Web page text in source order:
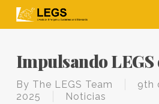
Impulsando LEGS
By The LEGS Team
9th
2025
Noticias